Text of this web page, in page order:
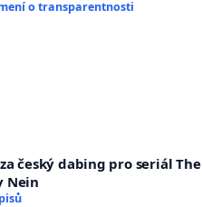
o transparentnosti
český dabing pro seriál The
Nein